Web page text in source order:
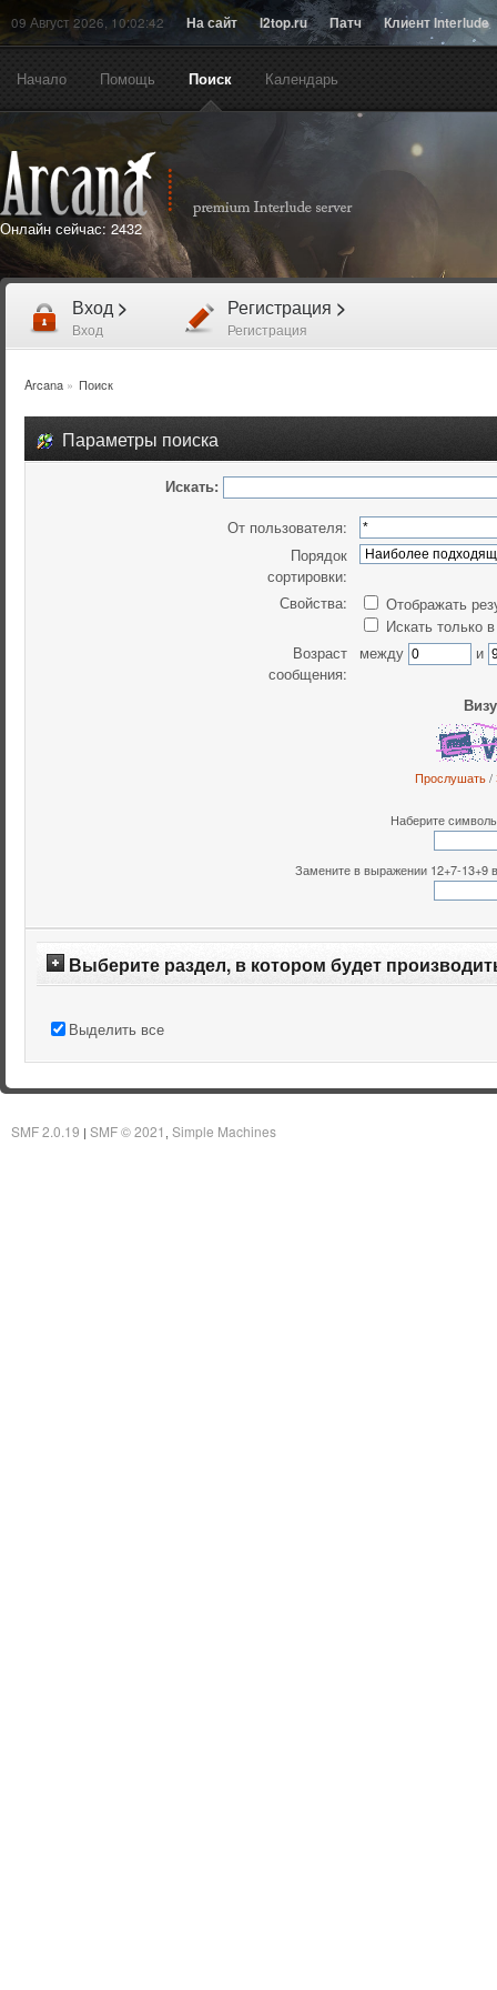
09 Август 2026, 10:02:42 На сайт l2top.ru Патч Клиент Interlude
Начало Помощь Поиск Календарь
Онлайн сейчас: 2432
Вход >
Вход
Регистрация >
Регистрация
Arcana» Поиск
Параметры поиска
Искать:
От пользователя:
Порядок
сортировки:
Свойства:
Отображать
Искать только
Возраст
сообщения:
между и
Прослушать/
Наберите
Замените в выражении 12+7-13+9
Выберите раздел, в котором будет
Выделить все
SMF 2.0.19 | SMF © 2021 Simple Machines